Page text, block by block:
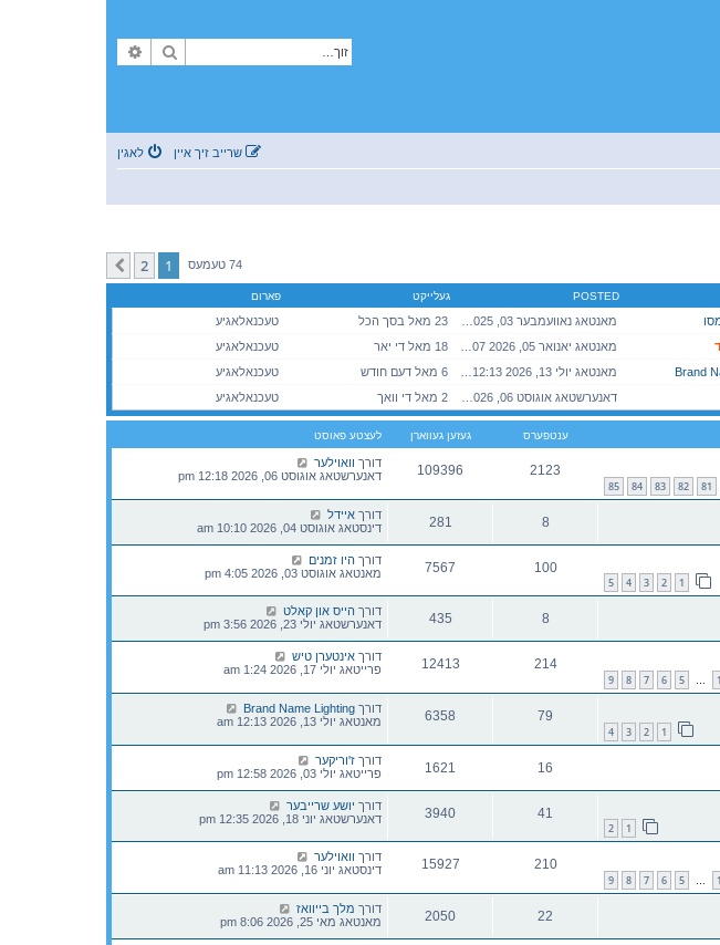
זוך
לאגין שרייב זיך איין
74 טעמעס 1
2
קומענדיגע
POSTED געלייקט פארום
23 מאל בסך הכל
טעכנאלאגיע
18 מאל די יאר
טעכנאלאגיע
Brand 6 מאל דעם חודש
טעכנאלאגיע
2 מאל די וואך טעכנאלאגיע
ענטפערס געזען געווארן לעצטע פאוסט
81
82
83
84
85
2123
109396 דורך וואוילער
דאנערשטאג אוגוסט 06, 2026 12:18 pm
8
281 דורך איידל
דינסטאג אוגוסט 04, 2026 10:10 am
1
2
3
4
5
100
7567 דורך היו זמנים
מאנטאג אוגוסט 03, 2026 4:05 pm
8
435 דורך הייס און קאלט
דאנערשטאג יולי 23, 2026 3:56 pm
1
…
5
6
7
8
9
214
12413 דורך אינטערן טיש
פרייטאג יולי 17, 2026 1:24 am
1
2
3
4
79
6358 דורך Brand Name Lighting
מאנטאג יולי 13, 2026 12:13 am
16
1621 דורך ז'וריקער
פרייטאג יולי 03, 2026 12:58 pm
1
2
41
3940 דורך יושע שרייבער
דאנערשטאג יוני 18, 2026 12:35 pm
1
…
5
6
7
8
9
210
15927 דורך וואוילער
דינסטאג יוני 16, 2026 11:13 am
22
2050 דורך מלך בייוואז
מאנטאג מאי 25, 2026 8:06 pm